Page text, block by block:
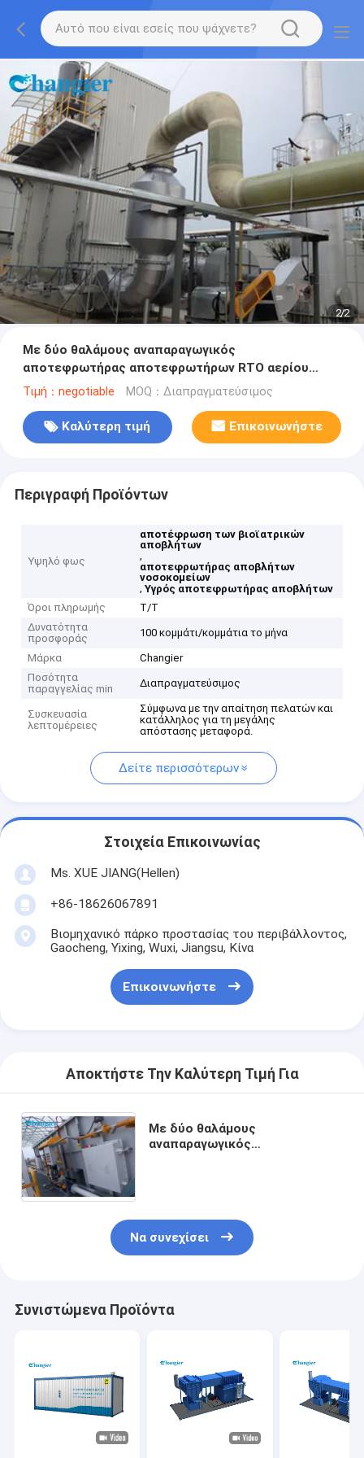
2/2
Με δύο θαλάμους αναπαραγωγικός
αποτεφρωτήρας αποτεφρωτήρων RTO αερίου
αποβλήτων τρεις-αιθουσών αναπαραγωγικός
Τιμή：negotiable MOQ：Διαπραγματεύσιμος
Καλύτερη τιμή Επικοινωνήστε
Περιγραφή Προϊόντων
Υψηλό φως
αποτέφρωση των βιοϊατρικών
αποβλήτων
,
αποτεφρωτήρας αποβλήτων
νοσοκομείων
,Υγρός αποτεφρωτήρας αποβλήτων
Όροι πληρωμής
T/T
Δυνατότητα
προσφοράς
100 κομμάτι/κομμάτια το μήνα
Μάρκα
Changier
Ποσότητα
παραγγελίας min
Διαπραγματεύσιμος
Συσκευασία
λεπτομέρειες
Σύμφωνα με την απαίτηση πελατών και
κατάλληλος για τη μεγάλης
απόστασης μεταφορά.
Δείτε περισσότερων
Στοιχεία Επικοινωνίας
Ms. XUE JIANG(Hellen)
+86-18626067891
Βιομηχανικό πάρκο προστασίας του περιβάλλοντος,
Gaocheng, Yixing, Wuxi, Jiangsu, Κίνα
Επικοινωνήστε
Αποκτήστε Την Καλύτερη Τιμή Για
Με δύο θαλάμους
αναπαραγωγικός
Να συνεχίσει
Συνιστώμενα Προϊόντα